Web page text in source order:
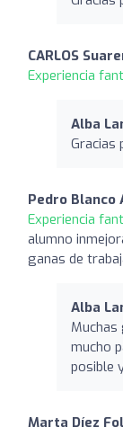
CARLOS
Experiencia
Alba
Gracias
Pedro Blanco
Experiencia
alumno
ganas de
Alba
Muchas
mucho
posible
Marta Díez